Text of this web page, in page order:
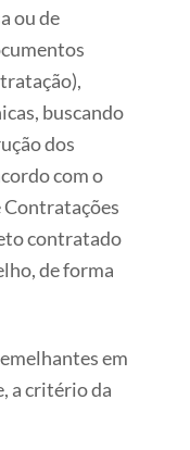
ou de
buscando
dos
com o
Contratações
contratado
de forma
em
a critério da